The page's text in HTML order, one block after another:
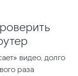
» видео, долго
раза